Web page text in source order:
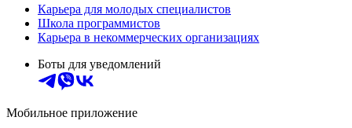
Карьера для молодых специалистов
Школа программистов
Карьера в некоммерческих организациях
Боты для уведомлений
Мобильное приложение